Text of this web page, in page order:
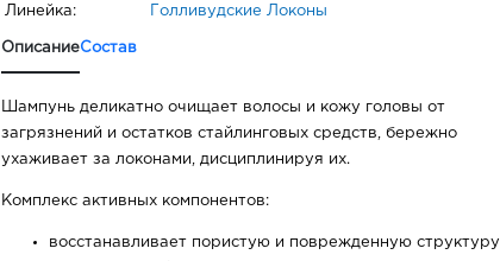
Линейка: Голливудские Локоны
ОписаниеСостав
Шампунь деликатно очищает волосы и кожу головы от
загрязнений и остатков стайлинговых средств, бережно
ухаживает за локонами, дисциплинируя их.
Комплекс активных компонентов:
восстанавливает пористую и поврежденную структуру